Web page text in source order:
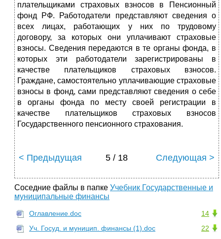
платель­щиками страховых взносов в Пенсионный
фонд РФ. Работода­тели представляют сведения о
всех лицах, работающих у них по трудовому
договору, за которых они уплачивают страховые
взно­сы. Сведения передаются в те органы фонда, в
которых эти ра­ботодатели зарегистрированы в
качестве плательщиков страхо­вых взносов.
Граждане, самостоятельно уплачивающие страхо­вые
взносы в фонд, сами представляют сведения о себе
в органы фонда по месту своей регистрации в
качестве плательщиков страховых взносов
Государственного пенсионного страхования.
< Предыдущая 5 / 18 Следующая >
Соседние файлы в папке Учебник Государственные и
муниципальные финансы
14
Оглавление.doc
22
Уч. Госуд. и муницип. финансы (1).doc